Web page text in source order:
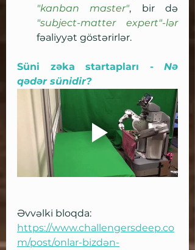
"kanban master"
"subject-matter expert"-lər
fəaliyyət göstərirlər.
Süni zəka startapları - Nə
qədər sünidir?
Əvvəlki bloqda:
https://www.challengersdeep.co
m/post/onlar-bizdən-